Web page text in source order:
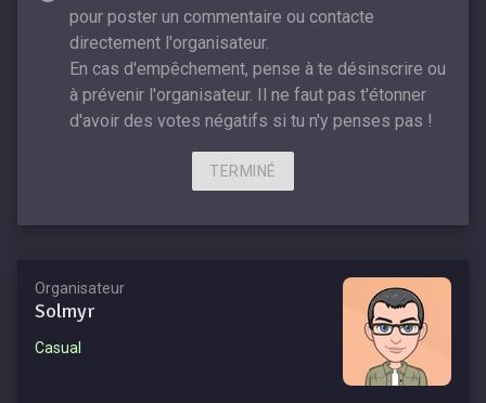
pour poster un commentaire ou contacte
directement l'organisateur.
En cas d'empêchement, pense à te désinscrire ou
à prévenir l'organisateur. Il ne faut pas t'étonner
d'avoir des votes négatifs si tu n'y penses pas !
TERMINÉ
Organisateur
Solmyr
Casual